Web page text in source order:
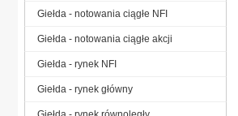
Giełda - notowania ciągłe NFI
Giełda - notowania ciągłe akcji
Giełda - rynek NFI
Giełda - rynek główny